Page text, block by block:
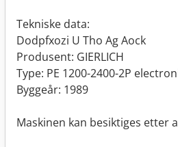
Tekniske data:
Dodpfxozi U Tho Ag Aock
Produsent: GIERLICH
Type: PE 1200-2400-2P
Byggeår: 1989
Maskinen kan besiktiges etter